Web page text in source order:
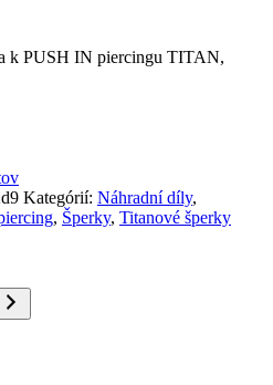
k PUSH IN piercingu TITAN,
Kategórií: Náhradní díly,
, Šperky, Titanové šperky